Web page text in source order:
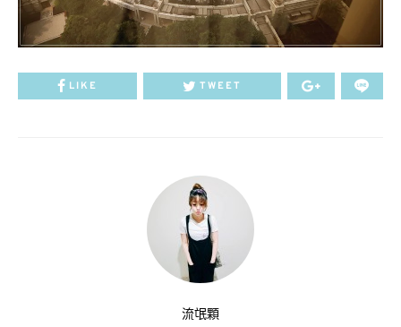
LIKE TWEET
流氓顆